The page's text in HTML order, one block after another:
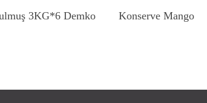
3KG*6 Demko Konserve Mango